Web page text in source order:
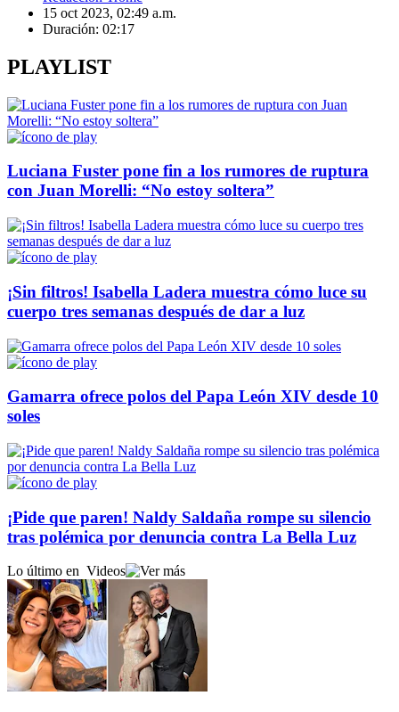
15 oct 2023, 02:49 a.m.
Duración: 02:17
PLAYLIST
Luciana Fuster pone fin a los rumores de ruptura
con Juan Morelli: “No estoy soltera”
¡Sin filtros! Isabella Ladera muestra cómo luce su
cuerpo tres semanas después de dar a luz
Gamarra ofrece polos del Papa León XIV desde 10
soles
¡Pide que paren! Naldy Saldaña rompe su silencio
tras polémica por denuncia contra La Bella Luz
Lo último en Videos